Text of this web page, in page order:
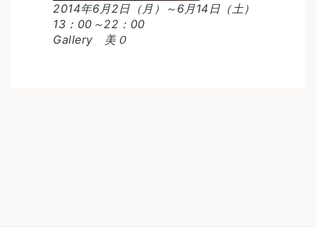
2014年6月2日（月）～6月14日（土）
13：00～22：00
Gallery 美０